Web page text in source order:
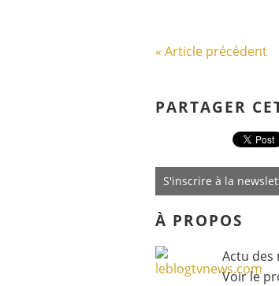
« Article précédent
PARTAGER
S'inscrire à la
À PROPOS
Actu des
Voir le